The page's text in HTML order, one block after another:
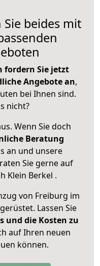
Sie beides mit
fordern Sie jetzt
Angebote an,
bei Ihnen sind.
nicht?
Wenn Sie doch
Beratung
an und unsere
Sie gerne auf
Klein Berkel .
von Freiburg im
Lassen Sie
und die Kosten zu
auf Ihren neuen
können.